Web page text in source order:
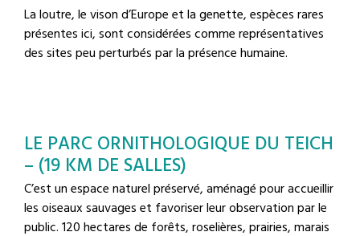
La loutre, le vison d’Europe et la genette, espèces rares
présentes ici, sont considérées comme représentatives
des sites peu perturbés par la présence humaine.
LE PARC ORNITHOLOGIQUE DU TEICH
– (19 KM DE SALLES)
C’est un espace naturel préservé, aménagé pour accueillir
les oiseaux sauvages et favoriser leur observation par le
public. 120 hectares de forêts, roselières, prairies, marais